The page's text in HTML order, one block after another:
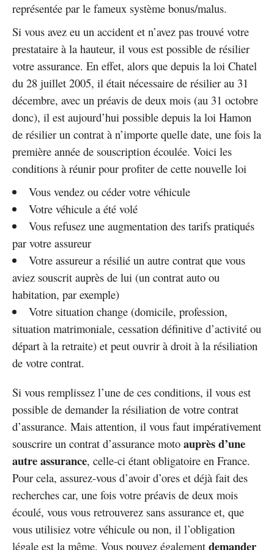
représentée par le fameux système bonus/malus.
Si vous avez eu un accident et n’avez pas trouvé votre
prestataire à la hauteur, il vous est possible de résilier
votre assurance. En effet, alors que depuis la loi Chatel
du 28 juillet 2005, il était nécessaire de résilier au 31
décembre, avec un préavis de deux mois (au 31 octobre
donc), il est aujourd’hui possible depuis la loi Hamon
de résilier un contrat à n’importe quelle date, une fois la
première année de souscription écoulée. Voici les
conditions à réunir pour profiter de cette nouvelle loi
Vous vendez ou céder votre véhicule
Votre véhicule a été volé
Vous refusez une augmentation des tarifs pratiqués
par votre assureur
Votre assureur a résilié un autre contrat que vous
aviez souscrit auprès de lui (un contrat auto ou
habitation, par exemple)
Votre situation change (domicile, profession,
situation matrimoniale, cessation définitive d’activité ou
départ à la retraite) et peut ouvrir à droit à la résiliation
de votre contrat.
Si vous remplissez l’une de ces conditions, il vous est
possible de demander la résiliation de votre contrat
d’assurance. Mais attention, il vous faut impérativement
souscrire un contrat d’assurance moto auprès d’une
autre assurance, celle-ci étant obligatoire en France.
Pour cela, assurez-vous d’avoir d’ores et déjà fait des
recherches car, une fois votre préavis de deux mois
écoulé, vous vous retrouverez sans assurance et, que
vous utilisiez votre véhicule ou non, il l’obligation
légale est la même. Vous pouvez également demander